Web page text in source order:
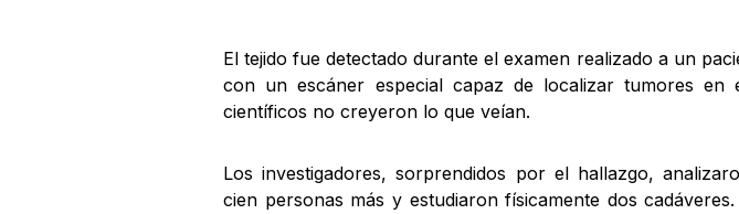
El tejido fue detectado durante el examen realizado a un
con un escáner especial capaz de localizar tumores en
científicos no creyeron lo que veían.
Los investigadores, sorprendidos por el hallazgo,
cien personas más y estudiaron físicamente dos